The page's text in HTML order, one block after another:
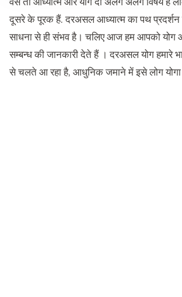
दूसरे के पूरक हैं. दरअसल आध्यात्म का पथ प्रदर्शन
साधना से ही संभव है। चलिए आज हम आपको योग
सम्बन्ध की जानकारी देते हैं । दरअसल योग हमारे
से चलते आ रहा है, आधुनिक जमाने में इसे लोग